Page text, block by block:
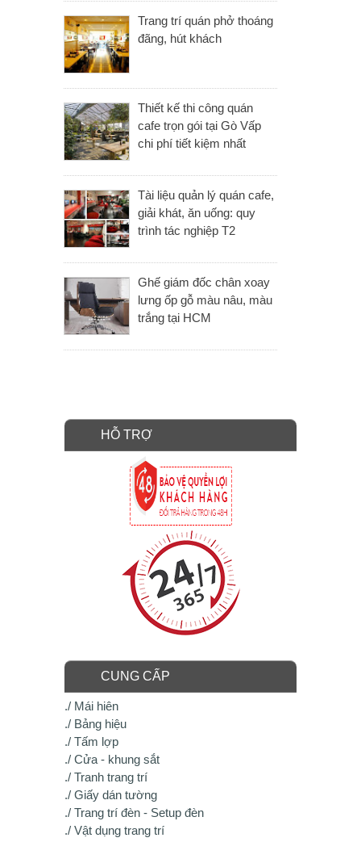
Trang trí quán phở thoáng
đãng, hút khách
Thiết kế thi công quán
cafe trọn gói tại Gò Vấp
chi phí tiết kiệm nhất
Tài liệu quản lý quán cafe,
giải khát, ăn uống: quy
trình tác nghiệp T2
Ghế giám đốc chân xoay
lưng ốp gỗ màu nâu, màu
trắng tại HCM
HỖ TRỢ
CUNG CẤP
./ Mái hiên
./ Bảng hiệu
./ Tấm lợp
./ Cửa - khung sắt
./ Tranh trang trí
./ Giấy dán tường
./ Trang trí đèn - Setup đèn
./ Vật dụng trang trí